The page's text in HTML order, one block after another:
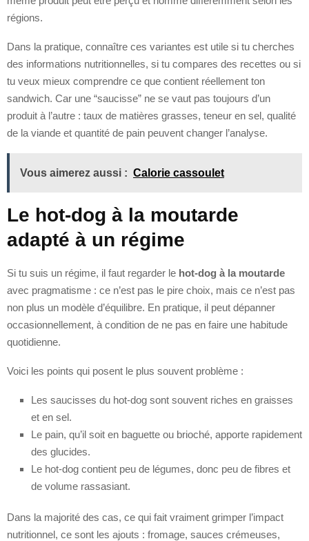
régions.
Dans la pratique, connaître ces variantes est utile si tu cherches
des informations nutritionnelles, si tu compares des recettes ou si
tu veux mieux comprendre ce que contient réellement ton
sandwich. Car une “saucisse” ne se vaut pas toujours d’un
produit à l’autre : taux de matières grasses, teneur en sel, qualité
de la viande et quantité de pain peuvent changer l’analyse.
Vous aimerez aussi : Calorie cassoulet
Le hot-dog à la moutarde
adapté à un régime
Si tu suis un régime, il faut regarder le hot-dog à la moutarde
avec pragmatisme : ce n’est pas le pire choix, mais ce n’est pas
non plus un modèle d’équilibre. En pratique, il peut dépanner
occasionnellement, à condition de ne pas en faire une habitude
quotidienne.
Voici les points qui posent le plus souvent problème :
Les saucisses du hot-dog sont souvent riches en graisses
et en sel.
Le pain, qu’il soit en baguette ou brioché, apporte rapidement
des glucides.
Le hot-dog contient peu de légumes, donc peu de fibres et
de volume rassasiant.
Dans la majorité des cas, ce qui fait vraiment grimper l’impact
nutritionnel, ce sont les ajouts : fromage, sauces crémeuses,